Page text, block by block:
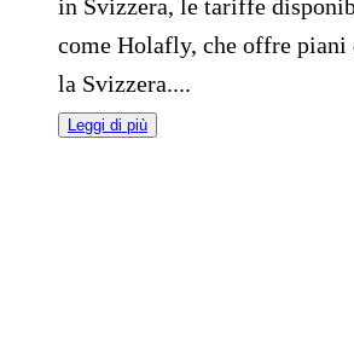
in Svizzera, le tariffe
come Holafly, che offre
la Svizzera....
Leggi di più